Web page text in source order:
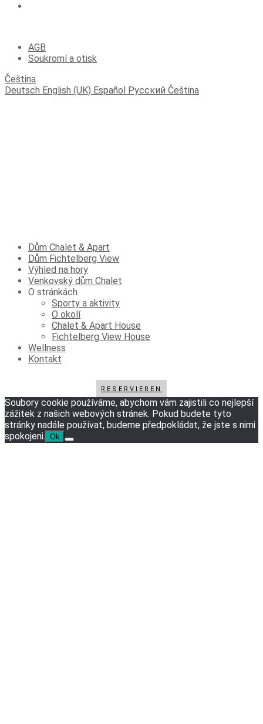
AGB
Soukromí a otisk
Čeština
Deutsch English (UK) Español Русский Čeština
Dům Chalet & Apart
Dům Fichtelberg View
Výhled na hory
Venkovský dům Chalet
O stránkách
Sporty a aktivity
O okolí
Chalet & Apart House
Fichtelberg View House
Wellness
Kontakt
RESERVIEREN
Soubory cookie používáme, abychom vám zajistili co nejlepší
zážitek z našich webových stránek. Pokud budete tyto
stránky nadále používat, budeme předpokládat, že jste s nimi
spokojeni. Ok